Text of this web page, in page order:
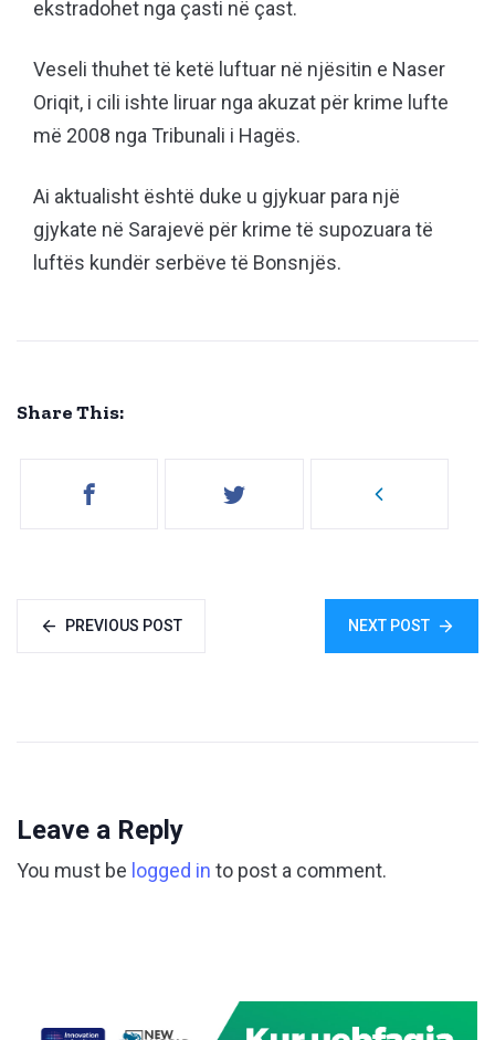
ekstradohet nga çasti në çast.
Veseli thuhet të ketë luftuar në njësitin e Naser
Oriqit, i cili ishte liruar nga akuzat për krime lufte
më 2008 nga Tribunali i Hagës.
Ai aktualisht është duke u gjykuar para një
gjykate në Sarajevë për krime të supozuara të
luftës kundër serbëve të Bonsnjës.
Share This:
PREVIOUS POST NEXT POST
Leave a Reply
You must be logged in to post a comment.